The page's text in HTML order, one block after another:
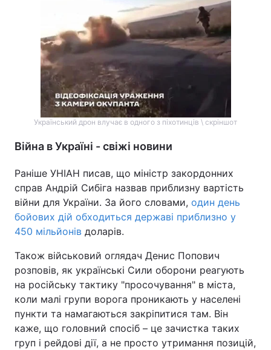
Український дрон влучає в одного з піхотинців \ скріншот
Війна в Україні - свіжі новини
Раніше УНІАН писав, що міністр закордонних
справ Андрій Сибіга назвав приблизну вартість
війни для України. За його словами, один день
бойових дій обходиться державі приблизно у
450 мільйонів доларів.
Також військовий оглядач Денис Попович
розповів, як українські Сили оборони реагують
на російську тактику "просочування" в міста,
коли малі групи ворога проникають у населені
пункти та намагаються закріпитися там. Він
каже, що головний спосіб – це зачистка таких
груп і рейдові дії, а не просто утримання позицій,